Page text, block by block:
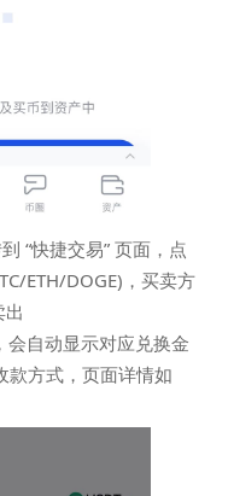
“快捷交易” 页面，点
ETH/DOGE)，买卖方
会自动显示对应兑换金
款方式，页面详情如